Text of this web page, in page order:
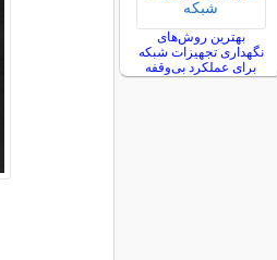
بهترین روش‌های
نگهداری تجهیزات شبکه
برای عملکرد بی‌وقفه